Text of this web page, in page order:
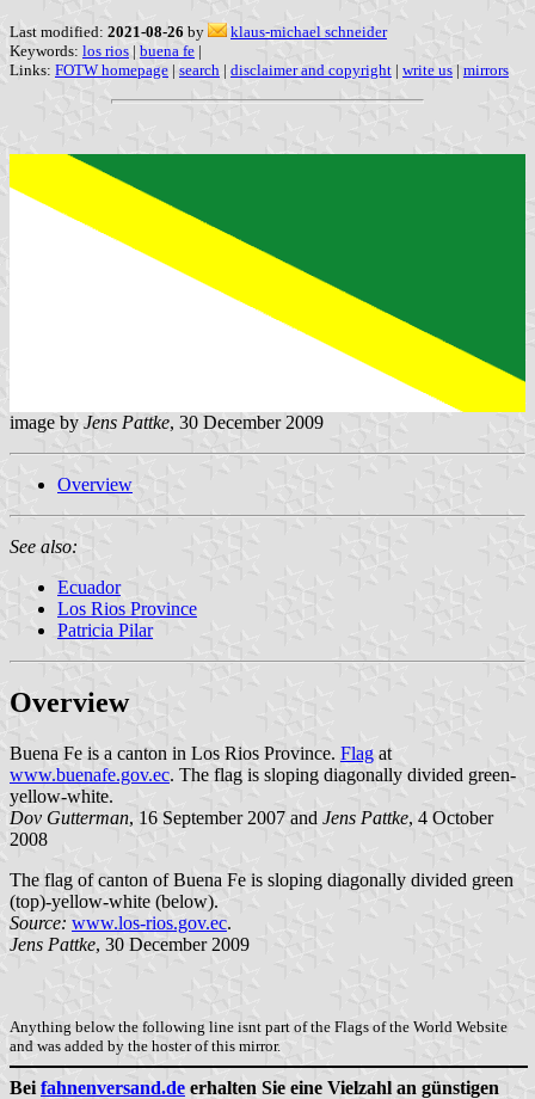
Last modified: 2021-08-26 by
klaus-michael schneider
Keywords: los rios | buena fe |
Links: FOTW homepage | search | disclaimer and copyright | write us | mirrors
image by Jens Pattke, 30 December 2009
Overview
See also:
Ecuador
Los Rios Province
Patricia Pilar
Overview
Buena Fe is a canton in Los Rios Province. Flag at
www.buenafe.gov.ec. The flag is sloping diagonally divided green-
yellow-white.
Dov Gutterman, 16 September 2007 and Jens Pattke, 4 October
2008
The flag of canton of Buena Fe is sloping diagonally divided green
(top)-yellow-white (below).
Source: www.los-rios.gov.ec.
Jens Pattke, 30 December 2009
Anything below the following line isnt part of the Flags of the World Website
and was added by the hoster of this mirror.
Bei fahnenversand.de erhalten Sie eine Vielzahl an günstigen